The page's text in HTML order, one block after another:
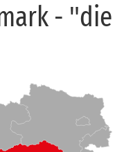
- "die